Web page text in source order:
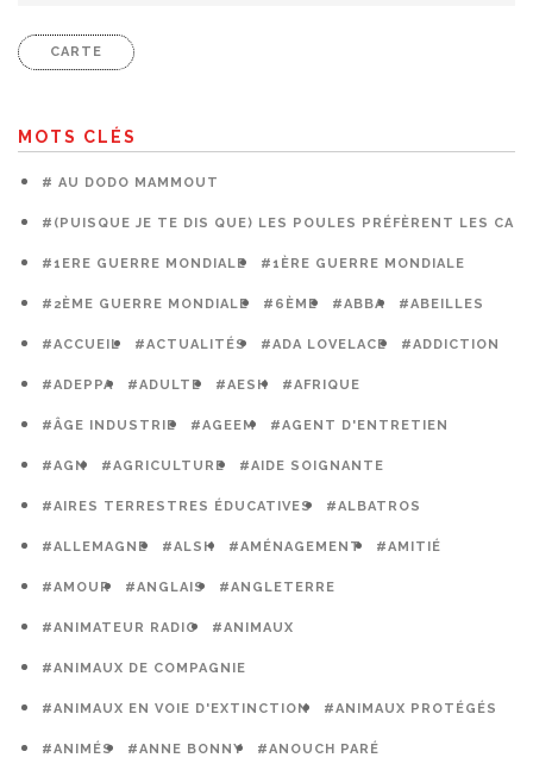
CARTE
MOTS CLÉS
# AU DODO MAMMOUT
#(PUISQUE JE TE DIS QUE) LES POULES PRÉFÈRENT LES
#1ERE GUERRE MONDIALE #1ÈRE GUERRE MONDIALE
#2ÈME GUERRE MONDIALE #6ÈME #ABBA #ABEILLES
#ACCUEIL #ACTUALITÉS #ADA LOVELACE #ADDICTION
#ADEPPA #ADULTE #AESH #AFRIQUE
#ÂGE INDUSTRIE #AGEEM #AGENT D'ENTRETIEN
#AGN #AGRICULTURE #AIDE SOIGNANTE
#AIRES TERRESTRES ÉDUCATIVES #ALBATROS
#ALLEMAGNE #ALSH #AMÉNAGEMENT #AMITIÉ
#AMOUR #ANGLAIS #ANGLETERRE
#ANIMATEUR RADIO #ANIMAUX
#ANIMAUX DE COMPAGNIE
#ANIMAUX EN VOIE D'EXTINCTION #ANIMAUX PROTÉGÉS
#ANIMÉS #ANNE BONNY #ANOUCH PARÉ